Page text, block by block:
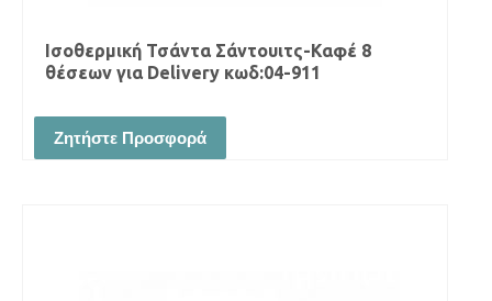
Ισοθερμική Τσάντα Σάντουιτς-Καφέ 8
θέσεων για Delivery κωδ:04-911
Ζητήστε Προσφορά